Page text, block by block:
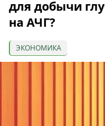
для добычи
на АЧГ?
ЭКОНОМИКА